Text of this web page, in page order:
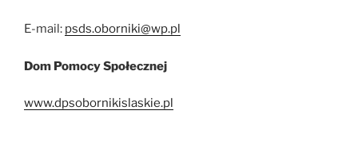
E-mail: psds.oborniki@wp.pl
Dom Pomocy Społecznej
www.dpsobornikislaskie.pl